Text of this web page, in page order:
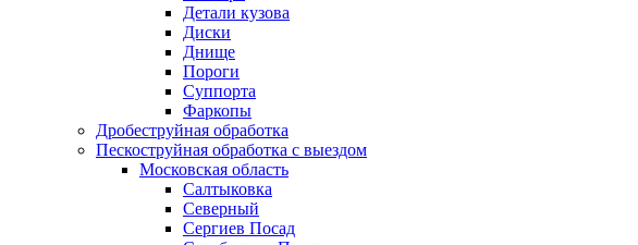
Детали кузова
Диски
Днище
Пороги
Суппорта
Фаркопы
Дробеструйная обработка
Пескоструйная обработка с выездом
Московская область
Салтыковка
Северный
Сергиев Посад